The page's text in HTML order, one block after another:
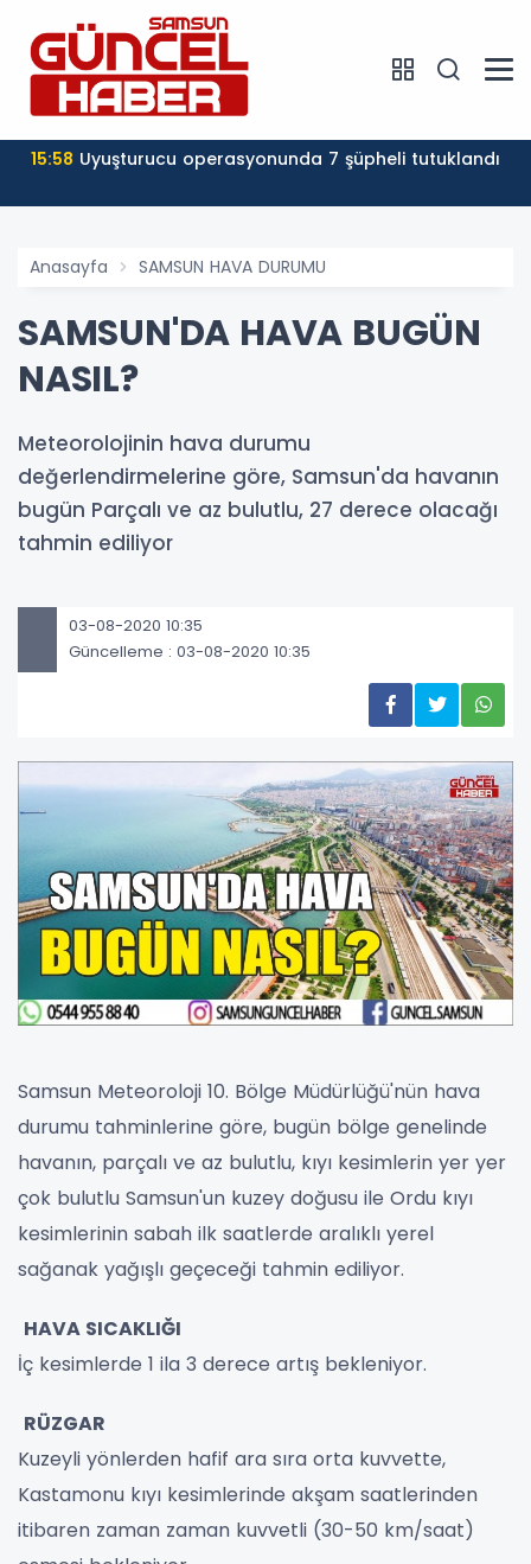
15:58 Uyuşturucu operasyonunda 7 şüpheli tutuklandı
Anasayfa SAMSUN HAVA DURUMU
SAMSUN'DA HAVA BUGÜN
NASIL?
Meteorolojinin hava durumu
değerlendirmelerine göre, Samsun'da havanın
bugün Parçalı ve az bulutlu, 27 derece olacağı
tahmin ediliyor
03-08-2020 10:35
Güncelleme : 03-08-2020 10:35
Samsun Meteoroloji 10. Bölge Müdürlüğü'nün hava
durumu tahminlerine göre, bugün bölge genelinde
havanın, parçalı ve az bulutlu, kıyı kesimlerin yer yer
çok bulutlu Samsun'un kuzey doğusu ile Ordu kıyı
kesimlerinin sabah ilk saatlerde aralıklı yerel
sağanak yağışlı geçeceği tahmin ediliyor.
HAVA SICAKLIĞI
İç kesimlerde 1 ila 3 derece artış bekleniyor.
RÜZGAR
Kuzeyli yönlerden hafif ara sıra orta kuvvette,
Kastamonu kıyı kesimlerinde akşam saatlerinden
itibaren zaman zaman kuvvetli (30-50 km/saat)